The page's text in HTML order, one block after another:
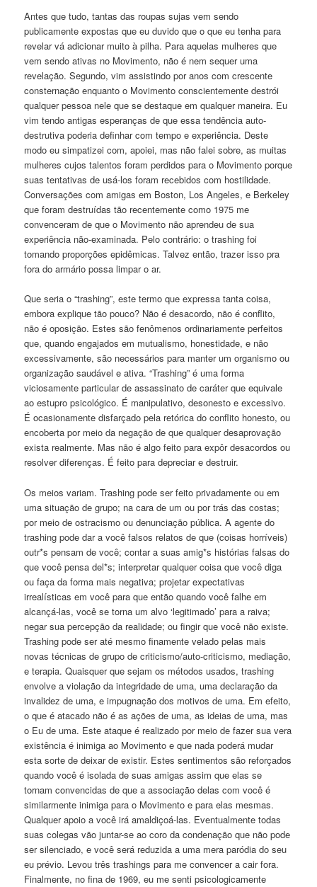
Antes que tudo, tantas das roupas sujas vem sendo
publicamente expostas que eu duvido que o que eu tenha para
revelar vá adicionar muito à pilha. Para aquelas mulheres que
vem sendo ativas no Movimento, não é nem sequer uma
revelação. Segundo, vim assistindo por anos com crescente
consternação enquanto o Movimento conscientemente destrói
qualquer pessoa nele que se destaque em qualquer maneira. Eu
vim tendo antigas esperanças de que essa tendência auto-
destrutiva poderia definhar com tempo e experiência. Deste
modo eu simpatizei com, apoiei, mas não falei sobre, as muitas
mulheres cujos talentos foram perdidos para o Movimento porque
suas tentativas de usá-los foram recebidos com hostilidade.
Conversações com amigas em Boston, Los Angeles, e Berkeley
que foram destruídas tão recentemente como 1975 me
convenceram de que o Movimento não aprendeu de sua
experiência não-examinada. Pelo contrário: o trashing foi
tomando proporções epidêmicas. Talvez então, trazer isso pra
fora do armário possa limpar o ar.
Que seria o “trashing”, este termo que expressa tanta coisa,
embora explique tão pouco? Não é desacordo, não é conflito,
não é oposição. Estes são fenômenos ordinariamente perfeitos
que, quando engajados em mutualismo, honestidade, e não
excessivamente, são necessários para manter um organismo ou
organização saudável e ativa. “Trashing” é uma forma
viciosamente particular de assassinato de caráter que equivale
ao estupro psicológico. É manipulativo, desonesto e excessivo.
É ocasionamente disfarçado pela retórica do conflito honesto, ou
encoberta por meio da negação de que qualquer desaprovação
exista realmente. Mas não é algo feito para expôr desacordos ou
resolver diferenças. É feito para depreciar e destruir.
Os meios variam. Trashing pode ser feito privadamente ou em
uma situação de grupo; na cara de um ou por trás das costas;
por meio de ostracismo ou denunciação pública. A agente do
trashing pode dar a você falsos relatos de que (coisas horríveis)
outr*s pensam de você; contar a suas amig*s histórias falsas do
que você pensa del*s; interpretar qualquer coisa que você diga
ou faça da forma mais negativa; projetar expectativas
irrealísticas em você para que então quando você falhe em
alcançá-las, você se torna um alvo ‘legitimado’ para a raiva;
negar sua percepção da realidade; ou fingir que você não existe.
Trashing pode ser até mesmo finamente velado pelas mais
novas técnicas de grupo de criticismo/auto-criticismo, mediação,
e terapia. Quaisquer que sejam os métodos usados, trashing
envolve a violação da integridade de uma, uma declaração da
invalidez de uma, e impugnação dos motivos de uma. Em efeito,
o que é atacado não é as ações de uma, as ideias de uma, mas
o Eu de uma. Este ataque é realizado por meio de fazer sua vera
existência é inimiga ao Movimento e que nada poderá mudar
esta sorte de deixar de existir. Estes sentimentos são reforçados
quando você é isolada de suas amigas assim que elas se
tornam convencidas de que a associação delas com você é
similarmente inimiga para o Movimento e para elas mesmas.
Qualquer apoio a você irá amaldiçoá-las. Eventualmente todas
suas colegas vão juntar-se ao coro da condenação que não pode
ser silenciado, e você será reduzida a uma mera paródia do seu
eu prévio. Levou três trashings para me convencer a cair fora.
Finalmente, no fina de 1969, eu me senti psicologicamente